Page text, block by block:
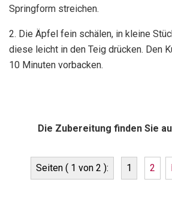
Springform streichen.
2. Die Äpfel fein schälen, in kleine
diese leicht in den Teig drücken. Den
10 Minuten vorbacken.
Die Zubereitung finden Sie
Seiten ( 1 von 2 ): 1 2